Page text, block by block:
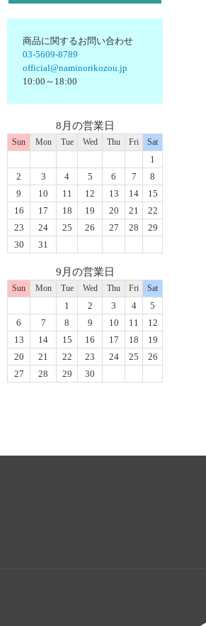
商品に関するお問い合わせ
03-5609-8789
official@naminorikozou.jp
10:00～18:00
8月の営業日
Sun Mon Tue Wed Thu Fri Sat
1
2
3 4 5 6 7
8
9
10 11 12 13 14
15
16
17 18 19 20 21
22
23
24 25 26 27 28
29
30
31
9月の営業日
Sun Mon Tue Wed Thu Fri Sat
1 2 3 4
5
6
7 8 9 10 11
12
13
14 15 16 17 18
19
20
21 22 23 24 25
26
27
28 29 30